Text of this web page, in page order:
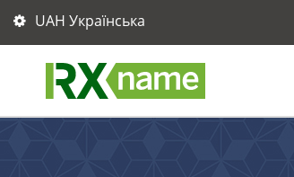
UAH Українська